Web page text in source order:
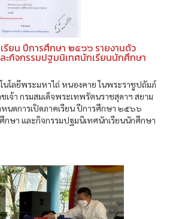
รียน ปีการศึกษา ๒๕๖๖ รายงานตัว
ะกิจกรรมปฐมนิเทศนักเรียนนักศึกษา
นโลยีพระมหาไถ่ หนองคาย ในพระราชูปถัมภ์
เจ้า กรมสมเด็จพระเทพรัตนราชสุดาฯ สยาม
หนดการเปิดภาคเรียน ปีการศึกษา ๒๕๖๖
กษา และกิจกรรมปฐมนิเทศนักเรียนนักศึกษา